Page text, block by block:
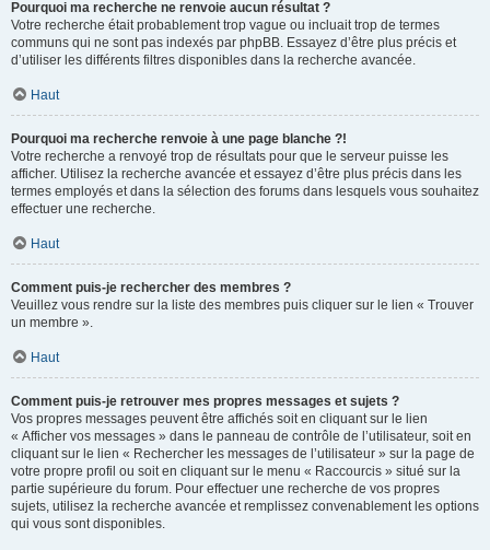
Pourquoi ma recherche ne renvoie aucun résultat ?
Votre recherche était probablement trop vague ou incluait trop de termes
communs qui ne sont pas indexés par phpBB. Essayez d’être plus précis et
d’utiliser les différents filtres disponibles dans la recherche avancée.
Haut
Pourquoi ma recherche renvoie à une page blanche ?!
Votre recherche a renvoyé trop de résultats pour que le serveur puisse les
afficher. Utilisez la recherche avancée et essayez d’être plus précis dans les
termes employés et dans la sélection des forums dans lesquels vous souhaitez
effectuer une recherche.
Haut
Comment puis-je rechercher des membres ?
Veuillez vous rendre sur la liste des membres puis cliquer sur le lien « Trouver
un membre ».
Haut
Comment puis-je retrouver mes propres messages et sujets ?
Vos propres messages peuvent être affichés soit en cliquant sur le lien
« Afficher vos messages » dans le panneau de contrôle de l’utilisateur, soit en
cliquant sur le lien « Rechercher les messages de l’utilisateur » sur la page de
votre propre profil ou soit en cliquant sur le menu « Raccourcis » situé sur la
partie supérieure du forum. Pour effectuer une recherche de vos propres
sujets, utilisez la recherche avancée et remplissez convenablement les options
qui vous sont disponibles.